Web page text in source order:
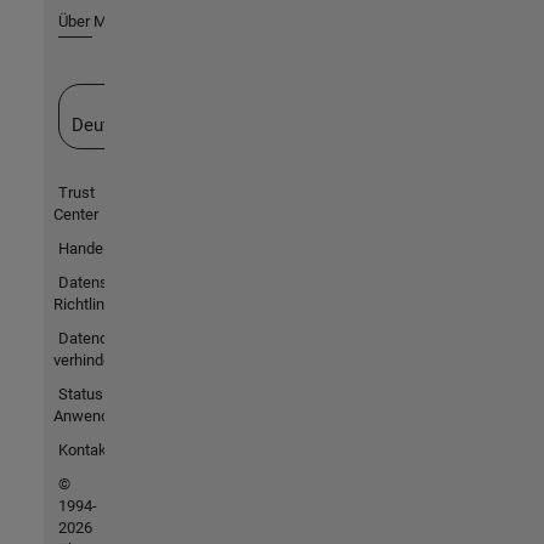
Über MathWorks
Deutschland
Trust
Center
Handelsmarken
Datenschutz-
Richtlinien
Datendiebstahl
verhindern
Status von
Anwendungen
Kontakt
©
1994-
2026